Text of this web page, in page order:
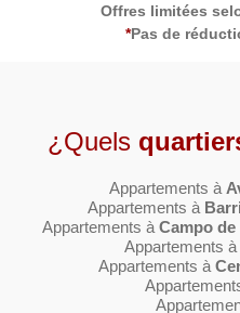
Offres limitées
*Pas de
¿Quels
Appartements à
Appartements à
Appartements à Campo
Appartements à
Appartements à